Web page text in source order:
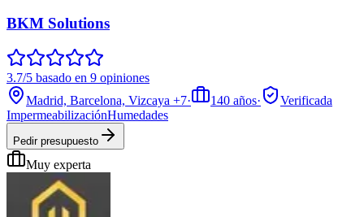
BKM Solutions
3.7/5 basado en 9 opiniones
Madrid, Barcelona, Vizcaya +7· 140 años·
Verificada
ImpermeabilizaciónHumedades
Pedir presupuesto
Muy experta